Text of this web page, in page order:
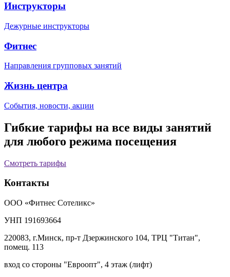
Инструкторы
Дежурные инструкторы
Фитнес
Направления групповых занятий
Жизнь центра
События, новости, акции
Гибкие тарифы на все виды занятий
для любого режима посещения
Смотреть тарифы
Контакты
ООО «Фитнес Сотеликс»
УНП 191693664
220083, г.Минск, пр-т Дзержинского 104, ТРЦ "Титан",
помещ. 113
вход со стороны "Евроопт", 4 этаж (лифт)